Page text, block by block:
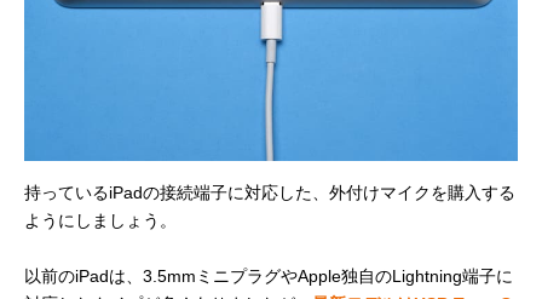
持っているiPadの接続端子に対応した、外付けマイクを購入する
ようにしましょう。
以前のiPadは、3.5mmミニプラグやApple独自のLightning端子に